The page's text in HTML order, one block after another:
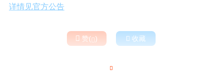
详情见官方公告
 赞()  收藏
